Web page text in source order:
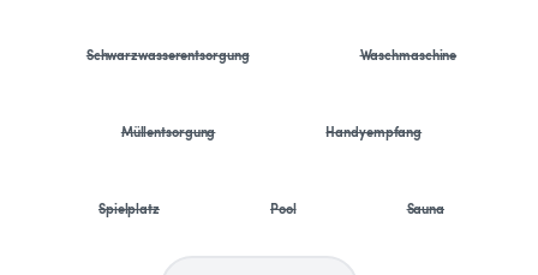
Schwarzwasserentsorgung Waschmaschine
Müllentsorgung Handyempfang
Spielplatz Pool Sauna